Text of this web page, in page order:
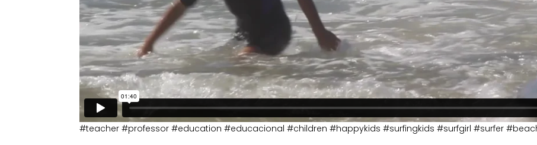
#teacher #professor #education #educacional #children #happykids #surfingkids #surfgirl #surfer